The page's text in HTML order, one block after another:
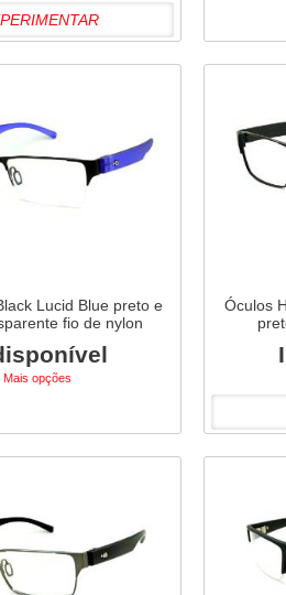
Lucid Blue preto e
fio de nylon
Mais opções
Óculos